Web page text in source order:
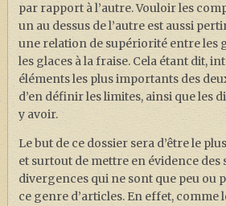
par rapport à l’autre. Vouloir les
un au dessus de l’autre est aussi
une relation de supériorité entre les
les glaces à la fraise. Cela étant dit,
éléments les plus importants des
d’en définir les limites, ainsi que les
y avoir.
Le but de ce dossier sera d’être le
et surtout de mettre en évidence des
divergences qui ne sont que peu ou
ce genre d’articles. En effet, comme